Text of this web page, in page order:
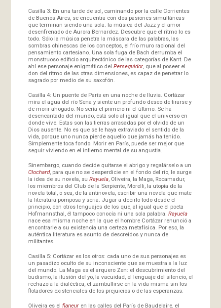
Casilla 3: En una tarde de sol, caminando por la calle Corrientes
de Buenos Aires, se encuentra con dos pasiones simultáneas
que terminan siendo una sola: la música del Jazz y el amor
desenfrenado de Aurora Bernardez. Descubre que el ritmo lo es
todo. Sólo la música penetra la máscara de las palabras, las
sombras chinescas de los conceptos, el frío muro racional del
pensamiento cartesiano. Una sola fuga de Bach derrumba el
monstruoso edificio arquitectónico de las categorías de Kant. De
ahí ese personaje enigmático del Perseguidor, que al poseer el
don del ritmo de las otras dimensiones, es capaz de penetrar lo
sagrado por medio de su saxofón.
Casilla 4: Un puente de París en una noche de lluvia. Cortázar
mira el agua del río Sena y siente un profundo deseo de tirarse y
de morir ahogado. No sería el primero ni el último. Se ha
desencantado del mundo, está solo al igual que el universo en
donde vive. Estas son las tierras arrasadas por el olvido de un
Dios ausente. No es que se le haya extraviado el sentido de la
vida, porque uno nunca pierde aquello que jamás ha tenido.
Simplemente toca fondo. Morir en París, puede ser mejor que
seguir viviendo en el infierno mental de su angustia.
Sinembargo, cuando decide quitarse el abrigo y regalárselo a un
Clochard, para que no se desperdicie en el fondo del río, le surge
la idea de su novela, su Rayuela, Oliveira, la Maga, Rocamadur,
los miembros del Club de la Serpiente, Morelli, la utopía de la
novela total, o sea, de la antinovela, escribir una novela que mate
la literatura pomposa y seria. Jugar a decirlo todo desde el
principio, con otros lenguajes de los que, al igual que el poeta
Hofmannsthal, él tampoco conocía ni una sola palabra. Rayuela
nace esa misma noche en la que el hombre Cortázar renunció a
encontrarle a su existencia una certeza metafísica. Por eso, la
auténtica literatura es asunto de descreídos y nunca de
militantes.
Casilla 5: Cortázar es los otros: cada uno de sus personajes es
un pasadizo oculto de su inconsciente que se muestra a la luz
del mundo. La Maga es el arquero Zen: el descubrimiento del
budismo, la ilusión del yo, la vacuidad, el lenguaje del silencio, el
rechazo a la dialéctica, el zambullirse en la vida misma sin los
flotadores existenciales de los prejuicios o de las esperanzas.
Oliveira es el flaneur en las calles del París de Baudelaire, el